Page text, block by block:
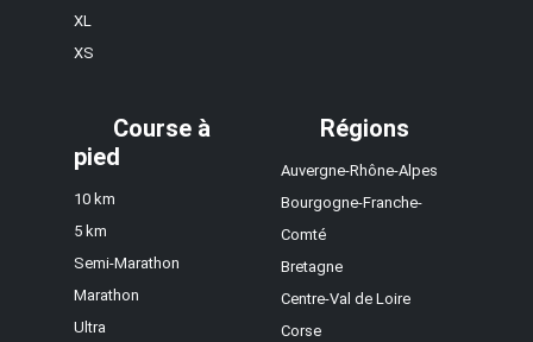
XL
XS
Course à
pied
10 km
5 km
Semi-Marathon
Marathon
Ultra
Régions
Auvergne-Rhône-Alpes
Bourgogne-Franche-
Comté
Bretagne
Centre-Val de Loire
Corse